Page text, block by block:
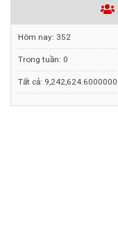
Hôm nay: 352
Trong tuần: 0
Tất cả: